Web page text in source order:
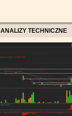
ANALIZY TECHNICZNE